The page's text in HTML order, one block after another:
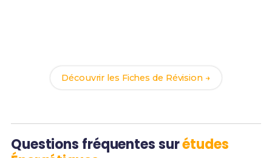
Découvrir les Fiches de Révision →
Questions fréquentes surétudes